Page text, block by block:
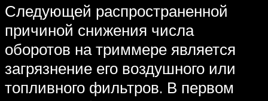
Следующей распространенной
причиной снижения числа
оборотов на триммере является
загрязнение его воздушного или
топливного фильтров. В первом